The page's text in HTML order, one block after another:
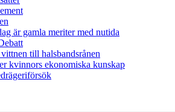
är gamla meriter med nutida
till halsbandsrånen
kvinnors ekonomiska kunskap